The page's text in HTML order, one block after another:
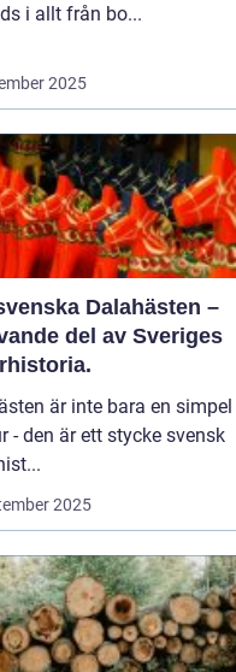
i allt från bo...
2025
Dalahästen –
del av Sveriges
är inte bara en simpel
- den är ett stycke svensk
2025